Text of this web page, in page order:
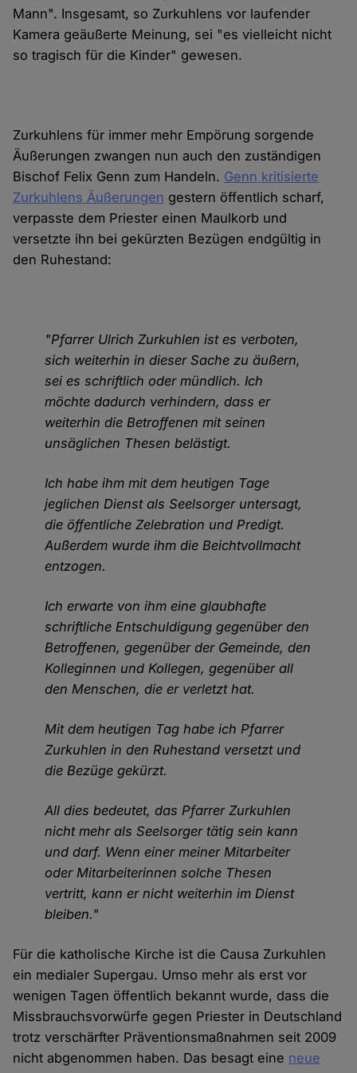
Mann". Insgesamt, so Zurkuhlens vor laufender
Kamera geäußerte Meinung, sei "es vielleicht nicht
so tragisch für die Kinder" gewesen.
Zurkuhlens für immer mehr Empörung sorgende
Äußerungen zwangen nun auch den zuständigen
Bischof Felix Genn zum Handeln. Genn kritisierte
Zurkuhlens Äußerungen gestern öffentlich scharf,
verpasste dem Priester einen Maulkorb und
versetzte ihn bei gekürzten Bezügen endgültig in
den Ruhestand:
"Pfarrer Ulrich Zurkuhlen ist es verboten,
sich weiterhin in dieser Sache zu äußern,
sei es schriftlich oder mündlich. Ich
möchte dadurch verhindern, dass er
weiterhin die Betroffenen mit seinen
unsäglichen Thesen belästigt.
Ich habe ihm mit dem heutigen Tage
jeglichen Dienst als Seelsorger untersagt,
die öffentliche Zelebration und Predigt.
Außerdem wurde ihm die Beichtvollmacht
entzogen.
Ich erwarte von ihm eine glaubhafte
schriftliche Entschuldigung gegenüber den
Betroffenen, gegenüber der Gemeinde, den
Kolleginnen und Kollegen, gegenüber all
den Menschen, die er verletzt hat.
Mit dem heutigen Tag habe ich Pfarrer
Zurkuhlen in den Ruhestand versetzt und
die Bezüge gekürzt.
All dies bedeutet, das Pfarrer Zurkuhlen
nicht mehr als Seelsorger tätig sein kann
und darf. Wenn einer meiner Mitarbeiter
oder Mitarbeiterinnen solche Thesen
vertritt, kann er nicht weiterhin im Dienst
bleiben."
Für die katholische Kirche ist die Causa Zurkuhlen
ein medialer Supergau. Umso mehr als erst vor
wenigen Tagen öffentlich bekannt wurde, dass die
Missbrauchsvorwürfe gegen Priester in Deutschland
trotz verschärfter Präventionsmaßnahmen seit 2009
nicht abgenommen haben. Das besagt eine neue